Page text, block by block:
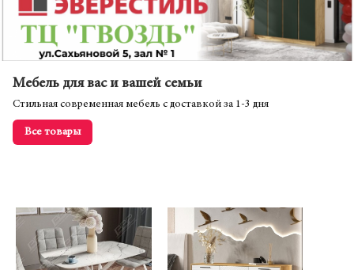
Мебель для вас и вашей семьи
Стильная современная мебель с доставкой за 1-3 дня
Все товары